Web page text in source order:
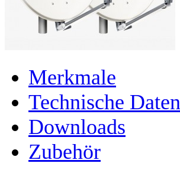
Merkmale
Technische Daten
Downloads
Zubehör